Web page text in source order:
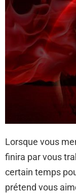
Lorsque vous
finira par vous
certain temps
prétend vous